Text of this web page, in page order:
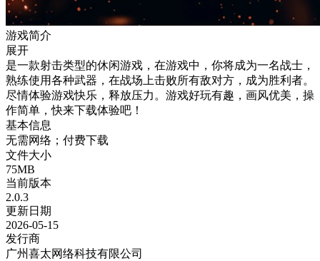
游戏简介
展开
是一款射击类型的休闲游戏，在游戏中，你将成为一名战士，
熟练使用各种武器，在战场上击败所有敌对方，成为胜利者。
尽情体验游戏快乐，释放压力。游戏好玩有趣，画风优美，操
作简单，快来下载体验吧！
基本信息
无需网络；付费下载
文件大小
75MB
当前版本
2.0.3
更新日期
2026-05-15
发行商
广州喜太网络科技有限公司